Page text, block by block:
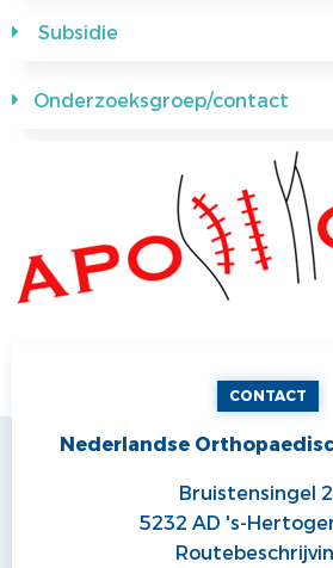
Subsidie
Onderzoeksgroep/contact
CONTACT
Nederlandse
Bruistensingel
5232 AD 's-